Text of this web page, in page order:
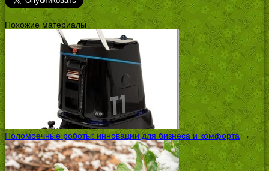
Похожие материалы
Поломоечные роботы: инновации для бизнеса и комфорта→